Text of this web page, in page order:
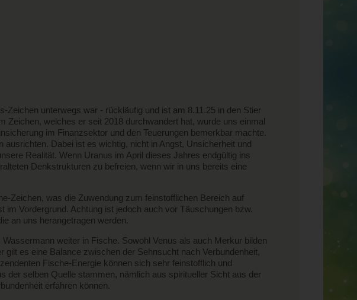
unterwegs war - rückläufig und ist am 8.11.25 in den Stier
welches er seit 2018 durchwandert hat, wurde uns einmal
im Finanzsektor und den Teuerungen bemerkbar machte.
Dabei ist es wichtig, nicht in Angst, Unsicherheit und
Realität. Wenn Uranus im April dieses Jahres endgültig ins
Denkstrukturen zu befreien, wenn wir in uns bereits eine
Zeichen, was die Zuwendung zum feinstofflichen Bereich auf
Vordergrund. Achtung ist jedoch auch vor Täuschungen bzw.
an uns herangetragen werden.
weiter in Fische. Sowohl Venus als auch Merkur bilden
es eine Balance zwischen der Sehnsucht nach Verbundenheit,
Fische-Energie können sich sehr feinstofflich und
der selben Quelle stammen, nämlich aus spiritueller Sicht aus der
erfahren können.